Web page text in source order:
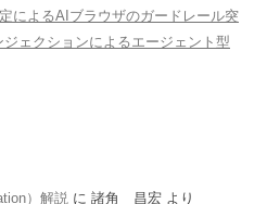
によるAIブラウザのガードレール突
ェクションによるエージェント型
）解説 に 諸角 昌宏 より